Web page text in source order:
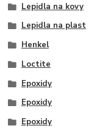
Lepidla na kovy
Lepidla na plast
Henkel
Loctite
Epoxidy
Epoxidy
Epoxidy